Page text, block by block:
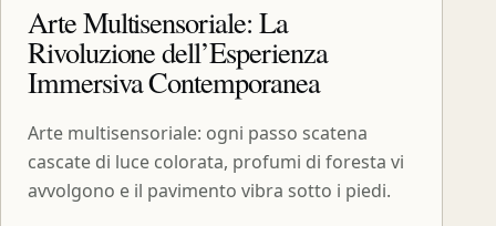
Arte Multisensoriale: La
Rivoluzione dell’Esperienza
Immersiva Contemporanea
Arte multisensoriale: ogni passo scatena
cascate di luce colorata, profumi di foresta vi
avvolgono e il pavimento vibra sotto i piedi.